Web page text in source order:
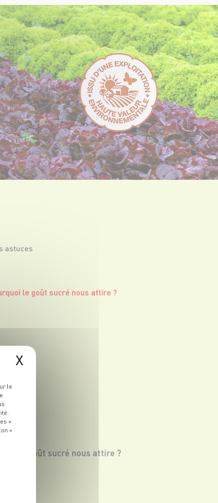
astuces
le goût sucré nous attire ?
X
le
»
«